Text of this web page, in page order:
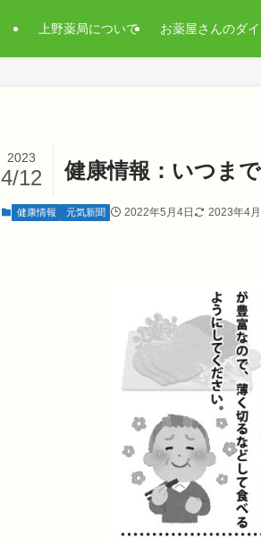
上野薬局について お薬屋さんのダ
健康情報：いつま
2023
4/12
健康情報 元気新聞 2022年5月4日 2023年4